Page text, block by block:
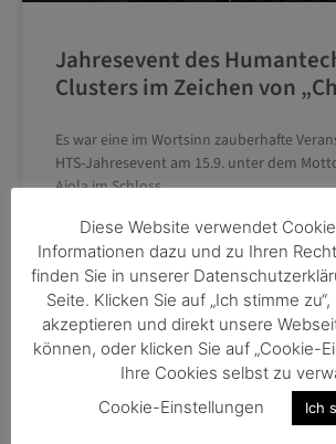
Jahresevent des
Clusters im Zeichen von
Es war eine im Wortsinn zauberhafte
HTS-Jahresevent am 15.9. unter dem
Aiola im Schloss.
JETZT WEITERLESEN »
18. September 2022
Diese Website verwendet
Informationen dazu und zu Ihren
finden Sie in unserer
Seite. Klicken Sie auf „Ich stimme
akzeptieren und direkt unsere
können, oder klicken Sie auf „Cookie-
Ihre Cookies selbst zu
Cookie-Einstellungen
Ich